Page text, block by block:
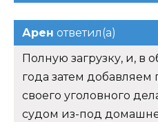
Арен ответил(а)
Полную загрузку, и, в
года затем
своего уголовного
судом из-под